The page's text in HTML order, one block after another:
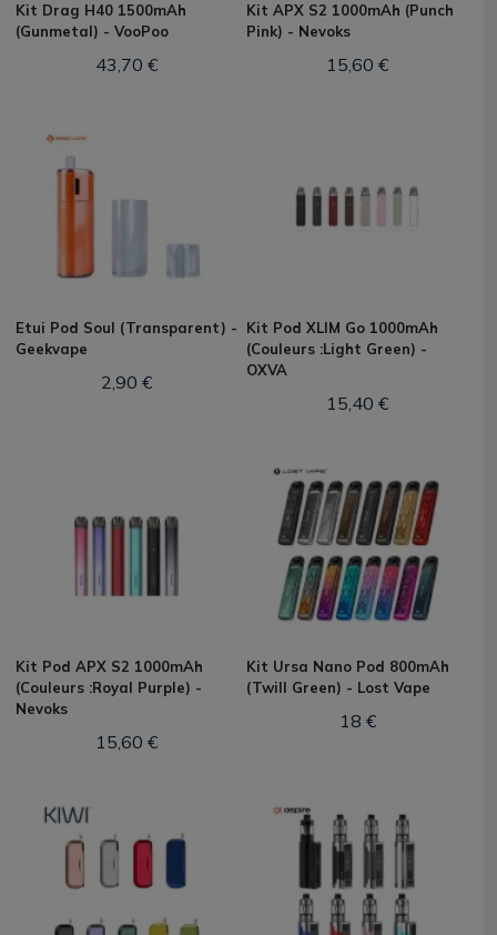
Kit Drag H40 1500mAh
(Gunmetal) - VooPoo
43,70 €
Kit APX S2 1000mAh (Punch
Pink) - Nevoks
15,60 €
Etui Pod Soul (Transparent) -
Geekvape
2,90 €
Kit Pod XLIM Go 1000mAh
(Couleurs :Light Green) -
OXVA
15,40 €
Kit Pod APX S2 1000mAh
(Couleurs :Royal Purple) -
Nevoks
15,60 €
Kit Ursa Nano Pod 800mAh
(Twill Green) - Lost Vape
18 €